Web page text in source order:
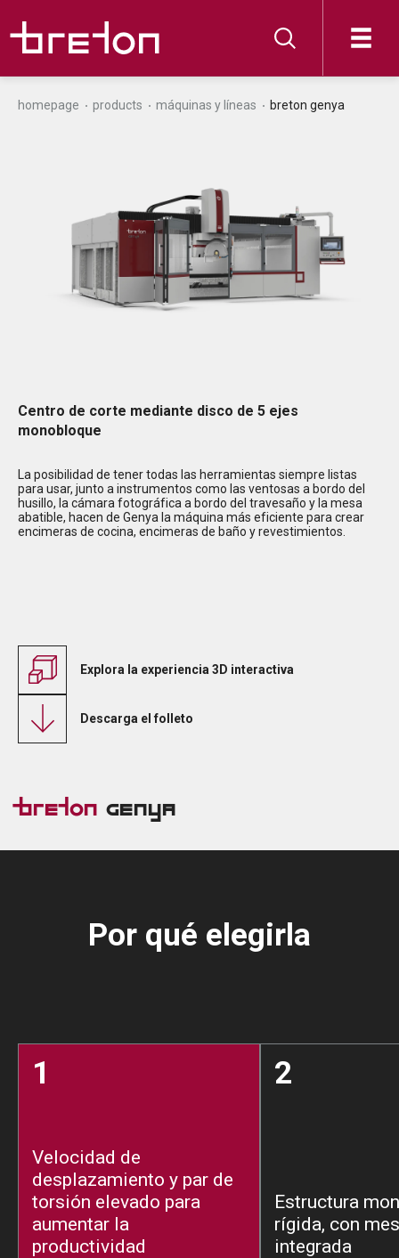
homepage products máquinas y líneas breton genya
Centro de corte mediante disco de 5 ejes
monobloque
La posibilidad de tener todas las herramientas siempre listas
para usar, junto a instrumentos como las ventosas a bordo del
husillo, la cámara fotográfica a bordo del travesaño y la mesa
abatible, hacen de Genya la máquina más eficiente para crear
encimeras de cocina, encimeras de baño y revestimientos.
Explora la experiencia 3D interactiva
Descarga el folleto
Breton Genya
Por qué elegirla
1
Velocidad de
desplazamiento y par de
torsión elevado para
aumentar la
productividad
2
Estructura
rígida, con
integrada